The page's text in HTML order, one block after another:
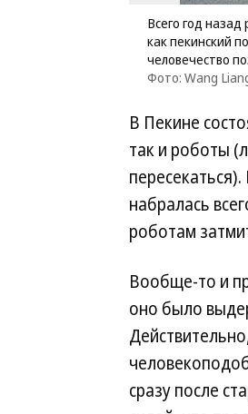
Всего год
как пекинский
человечество
Фото: Wang
В Пекине
так и роботы
набралась
роботам
Вообще-то и
оно было
сразу после